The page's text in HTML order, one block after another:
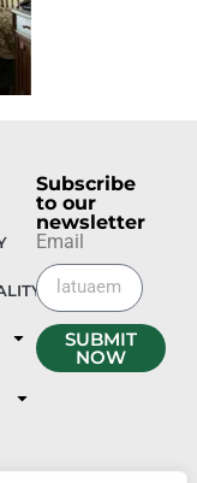
Subscribe
to our
newsletter
Email
SUBMIT
NOW